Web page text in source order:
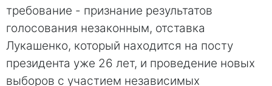
требование - признание результатов
голосования незаконным, отставка
Лукашенко, который находится на посту
президента уже 26 лет, и проведение новых
выборов с участием независимых